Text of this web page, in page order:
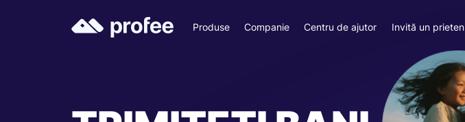
Produse Companie Centru de ajutor Invită un prieten